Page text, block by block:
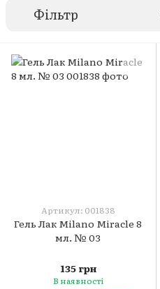
Фільтр
Артикул: 001838
Гель Лак Milano Miracle 8
мл. № 03
135 грн
В наявності